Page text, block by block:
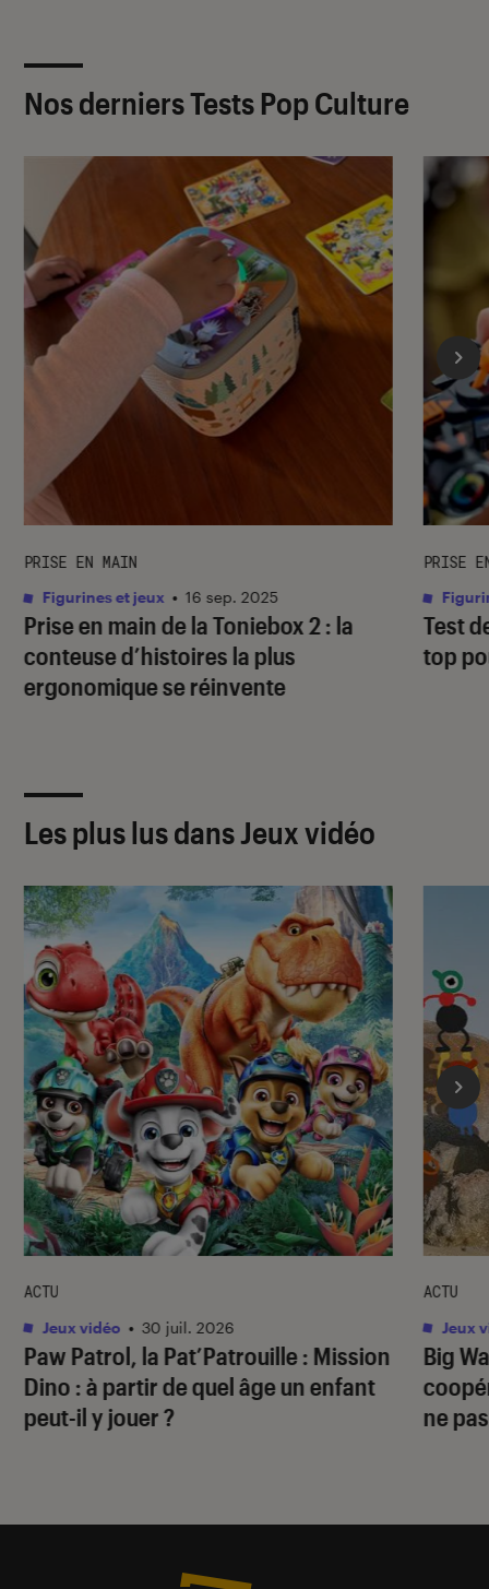
Nos derniers Tests Pop Culture
Prise en main de la Toniebox 2 : la
conteuse d’histoires la plus
ergonomique se réinvente
PRISE EN MAIN
Figurines et jeux • 16 sep. 2025
Test
top
PRISE
Les plus lus dans Jeux vidéo
Paw Patrol, la Pat’Patrouille : Mission
Dino : à partir de quel âge un enfant
peut-il y jouer ?
ACTU
Jeux vidéo • 30 juil. 2026
Big
ne
ACTU
Jeux